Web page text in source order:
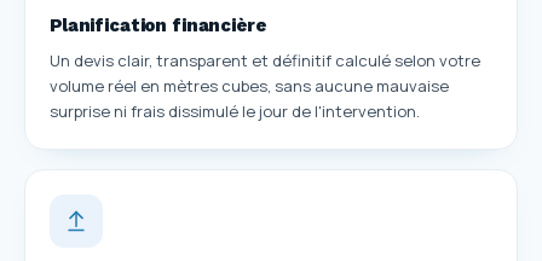
Planification financière
Un devis clair, transparent et définitif calculé selon votre
volume réel en mètres cubes, sans aucune mauvaise
surprise ni frais dissimulé le jour de l'intervention.